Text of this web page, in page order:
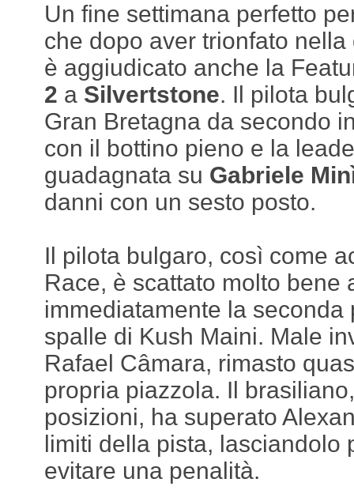
Un fine settimana perfetto
che dopo aver trionfato
è aggiudicato anche la
2 a Silvertstone. Il pilota
Gran Bretagna da secondo
con il bottino pieno e la
guadagnata su Gabriele
danni con un sesto posto.
Il pilota bulgaro, così come
Race, è scattato molto bene
immediatamente la seconda
spalle di Kush Maini. Male
Rafael Câmara, rimasto
propria piazzola. Il
posizioni, ha superato
limiti della pista, lasciandolo
evitare una penalità.